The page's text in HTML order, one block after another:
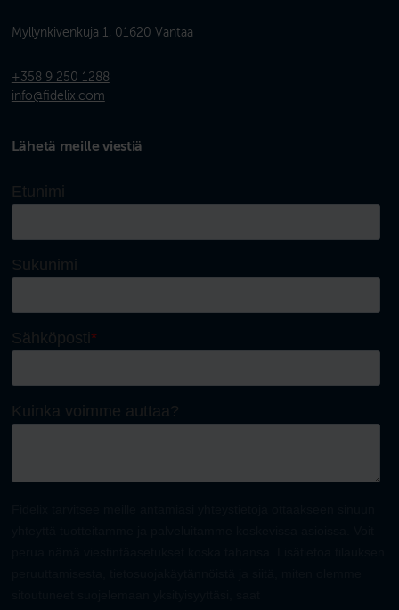
Myllynkivenkuja 1, 01620 Vantaa
+358 9 250 1288
info@fidelix.com
Lähetä meille viestiä